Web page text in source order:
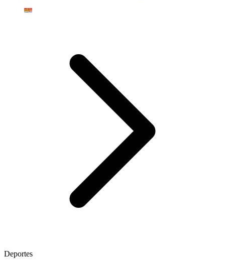
Deportes